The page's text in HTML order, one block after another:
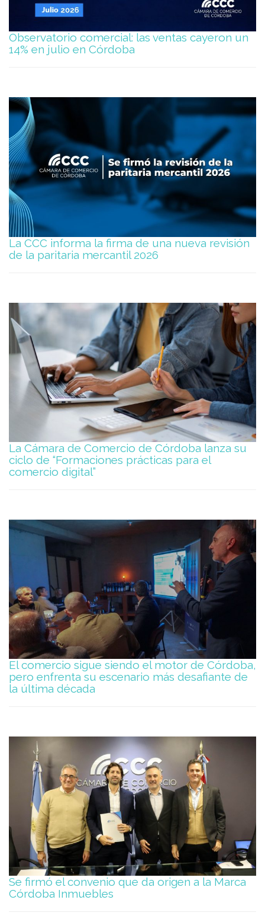
Observatorio comercial: las ventas cayeron un
14% en julio en Córdoba
La CCC informa la firma de una nueva revisión
de la paritaria mercantil 2026
La Cámara de Comercio de Córdoba lanza su
ciclo de “Formaciones prácticas para el
comercio digital”
El comercio sigue siendo el motor de Córdoba,
pero enfrenta su escenario más desafiante de
la última década
Se firmó el convenio que da origen a la Marca
Córdoba Inmuebles